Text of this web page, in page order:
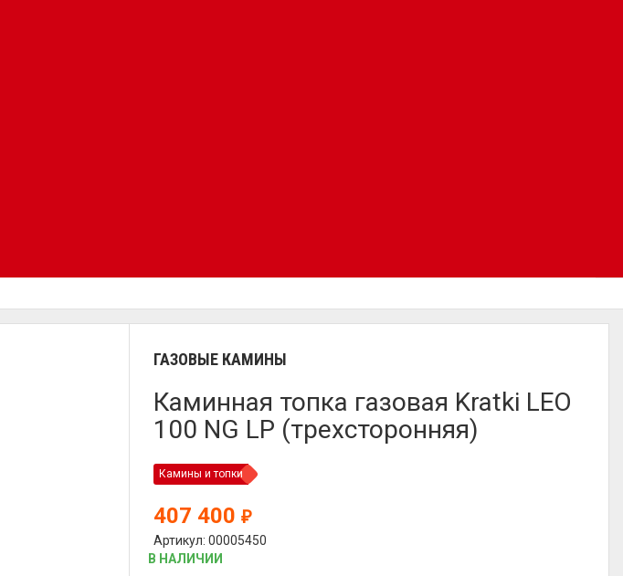
ГАЗОВЫЕ КАМИНЫ
Каминная топка газовая Kratki LEO
100 NG LP (трехсторонняя)
Камины и топки
407 400₽
Артикул: 00005450
В НАЛИЧИИ